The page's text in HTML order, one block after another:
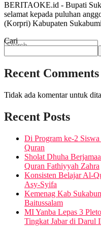
VIDEO
No Result
BERITAOKE.id - Bupati
selamat kepada puluhan
(Korpri) Kabupaten
Cari
Recent Comments
Tidak ada komentar untuk
Recent Posts
Di Program ke-2
Quran
Sholat Dhuha
Quran Fathiyyah Zahra
Konsisten Belajar Al-
Asy-Syifa
Kemenag Kab
Baitussalam
MI Yanba Lepas 3
Tingkat Jabar di Darul